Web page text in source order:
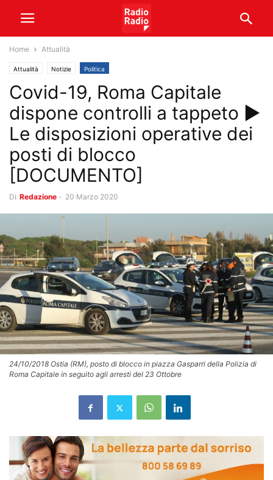
Home Attualità
Attualità Notizie Politica
Covid-19, Roma Capitale
dispone controlli a tappeto ►
Le disposizioni operative dei
posti di blocco
[DOCUMENTO]
Di Redazione - 20 Marzo 2020
24/10/2018 Ostia (RM), posto di blocco in piazza Gasparri della Polizia di
Roma Capitale in seguito agli arresti del 23 Ottobre